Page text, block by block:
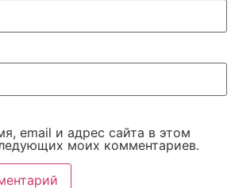
email и адрес сайта в этом
моих комментариев.